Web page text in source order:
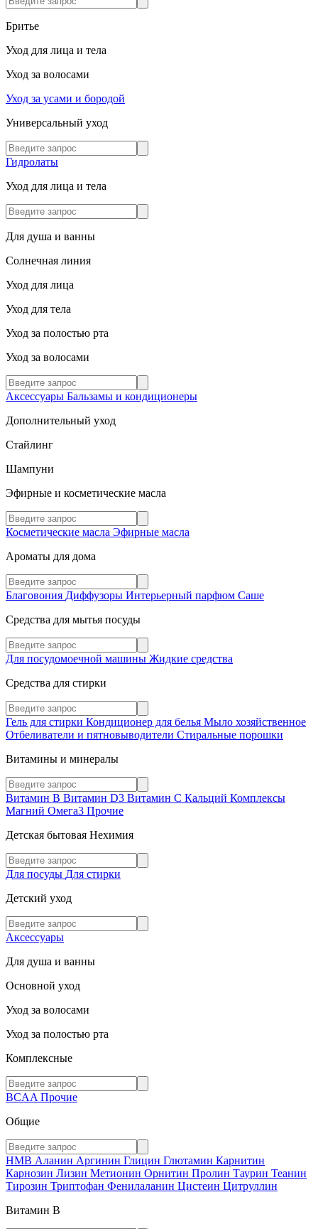
Бритье
Уход для лица и тела
Уход за волосами
Уход за усами и бородой
Универсальный уход
Гидролаты
Уход для лица и тела
Для душа и ванны
Солнечная линия
Уход для лица
Уход для тела
Уход за полостью рта
Уход за волосами
Аксессуары Бальзамы и кондиционеры
Дополнительный уход
Стайлинг
Шампуни
Эфирные и косметические масла
Косметические масла Эфирные масла
Ароматы для дома
Благовония Диффузоры Интерьерный парфюм Саше
Средства для мытья посуды
Для посудомоечной машины Жидкие средства
Средства для стирки
Гель для стирки Кондиционер для белья Мыло хозяйственное
Отбеливатели и пятновыводители Стиральные порошки
Витамины и минералы
Витамин В Витамин D3 Витамин С Кальций Комплексы
Магний Омега3 Прочие
Детская бытовая Нехимия
Для посуды Для стирки
Детский уход
Аксессуары
Для душа и ванны
Основной уход
Уход за волосами
Уход за полостью рта
Комплексные
BCAA Прочие
Общие
HMB Аланин Аргинин Глицин Глютамин Карнитин
Карнозин Лизин Метионин Орнитин Пролин Таурин Теанин
Тирозин Триптофан Фенилаланин Цистеин Цитруллин
Витамин В